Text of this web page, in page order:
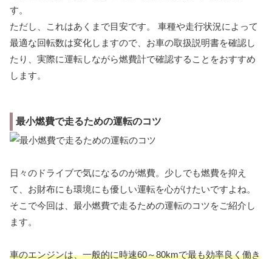
す。
ただし、これはあくまで目安です。 車種や走行状況によって
最適な回転数は変化しますので、お車の取扱説明書を確認し
たり、実際に運転しながら燃費計で確認することをおすすめ
します。
最小燃費で走るための運転のコツ
日々のドライブで気になるのが燃費。少しでも燃費を抑え
て、お財布にも環境にも優しい運転を心がけたいですよね。
そこで今回は、最小燃費で走るための運転のコツをご紹介し
ます。
車のエンジンは、一般的に時速60～80kmで最も効率良く働き